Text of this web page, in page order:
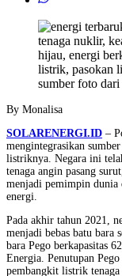
sumber foto
By Monalisa
SOLARENERGI.ID –
mengintegrasikan
listriknya. Negara ini
tenaga angin pasang
menjadi pemimpin dunia
energi.
Pada akhir tahun 2021,
menjadi bebas batu bara
bara Pego berkapasitas
Energia. Penutupan
pembangkit listrik tenaga